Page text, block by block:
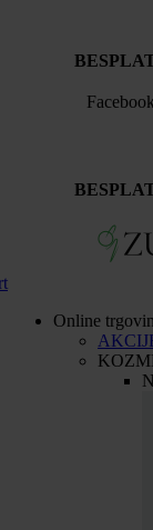
Facebook
Online